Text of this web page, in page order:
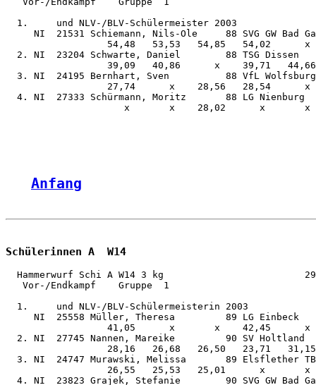
  1.     und NLV-/BLV-Schülermeister 2003
NI  21531 Schiemann, Nils-Ole     88 SVG GW Bad
54,48   53,53   54,85   54,02      x
2. NI  23204 Schwarte, Daniel        88 TSG Dissen
39,09   40,86      x    39,71
3. NI  24195 Bernhart, Sven          88 VfL
27,74      x    28,56   28,54      x
4. NI  27333 Schürmann, Moritz       88 LG Nienburg
x       x    28,02      x       x
Anfang
Schülerinnen A  W14
Hammerwurf Schi A W14 3 kg
   Vor-/Endkampf    Gruppe  1
  1.     und NLV-/BLV-Schülermeisterin 2003
NI  25558 Müller, Theresa         89 LG Einbeck
41,05      x       x    42,45      x
2. NI  27745 Nannen, Mareike         90 SV Holtland
28,16   26,68   26,50   23,71
3. NI  24747 Murawski, Melissa       89 Elsflether
26,55   25,53   25,01      x       x
4. NI  23823 Grajek, Stefanie        90 SVG GW Bad